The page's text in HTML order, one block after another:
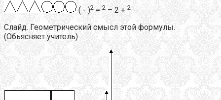
( - )2 = 2 – 2 + 2
Слайд. Геометрический смысл этой формулы.
(Обьясняет учитель)